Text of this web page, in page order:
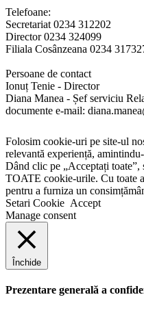
Telefoane:
Secretariat 0234 312202
Director 0234 324099
Filiala Cosânzeana 0234
Persoane de contact
Ionuț Tenie - Director
Diana Manea - Șef serviciu
documente e-mail:
Folosim cookie-uri pe site-ul
relevantă experiență,
Dând clic pe „Acceptați toate”,
TOATE cookie-urile. Cu toate
pentru a furniza un
Setari Cookie Accept
Manage consent
Închide
Prezentare generală a